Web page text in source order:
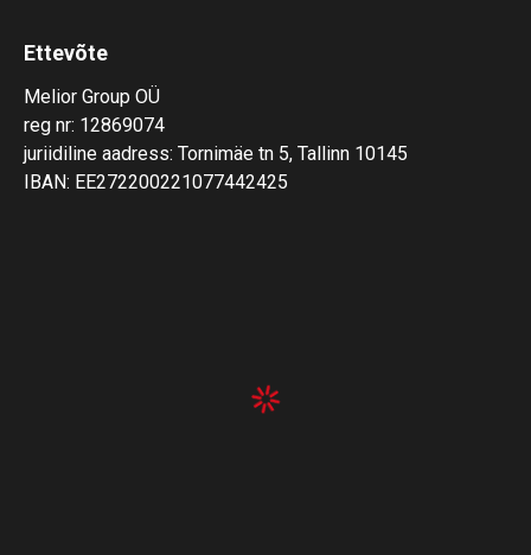
Ettevõte
Melior Group OÜ
reg nr: 12869074
juriidiline aadress: Tornimäe tn 5, Tallinn 10145
IBAN: EE272200221077442425